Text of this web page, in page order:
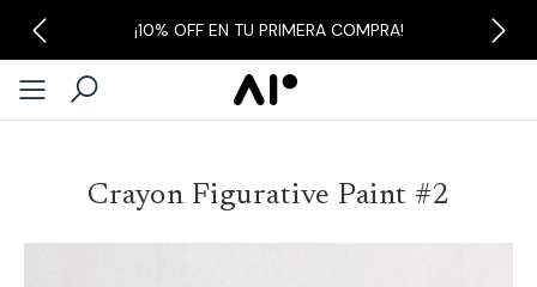
¡10% OFF EN TU PRIMERA COMPRA!
Previous Next
Crayon Figurative Paint #2